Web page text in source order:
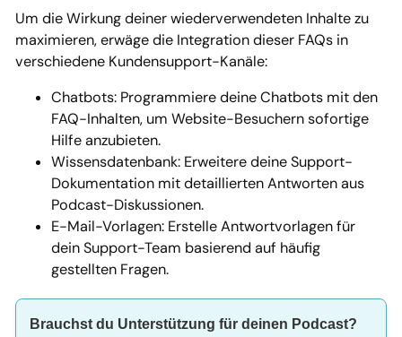
Um die Wirkung deiner wiederverwendeten Inhalte zu
maximieren, erwäge die Integration dieser FAQs in
verschiedene Kundensupport-Kanäle:
Chatbots: Programmiere deine Chatbots mit den
FAQ-Inhalten, um Website-Besuchern sofortige
Hilfe anzubieten.
Wissensdatenbank: Erweitere deine Support-
Dokumentation mit detaillierten Antworten aus
Podcast-Diskussionen.
E-Mail-Vorlagen: Erstelle Antwortvorlagen für
dein Support-Team basierend auf häufig
gestellten Fragen.
Brauchst du Unterstützung für deinen Podcast?